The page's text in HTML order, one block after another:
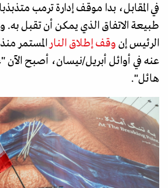
في المقابل، بدا موقف إدارة ترمب
الرئيس إن وقف إطلاق النار المستمر
عنه في أوائل أبريل/نيسان، أصبح
هائل".